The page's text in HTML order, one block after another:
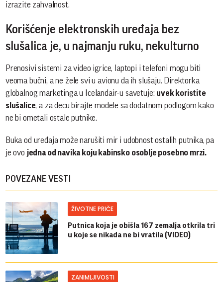
izrazite zahvalnost.
Korišćenje elektronskih uređaja bez
slušalica je, u najmanju ruku, nekulturno
Prenosivi sistemi za video igrice, laptopi i telefoni mogu biti
veoma bučni, a ne žele svi u avionu da ih slušaju. Direktorka
globalnog marketinga u Icelandair-u savetuje: uvek koristite
slušalice, a za decu birajte modele sa dodatnom podlogom kako
ne bi ometali ostale putnike.
Buka od uređaja može narušiti mir i udobnost ostalih putnika, pa
je ovo jedna od navika koju kabinsko osoblje posebno mrzi.
POVEZANE VESTI
ŽIVOTNE PRIČE
Putnica koja je obišla 167 zemalja otkrila tri
u koje se nikada ne bi vratila (VIDEO)
ZANIMLJIVOSTI